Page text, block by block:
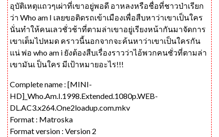
อุบัติเหตุแถวๆเผ่าที่เขาอยู่พอดี อาหลงหรือชื่อที่ชาวป่าเรียก
ว่า Who am I เลยขอติดรถเข้าเมืองเพื่อสืบหาว่าเขาเป็นใคร
นั่นทำให้คนเลวชั่วช้าที่ตามล่าเขาอยู่เรียงหน้ากันมาจัดการ
เขาเต็มไปหมด คราวนี้นอกจากจะค้นหาว่าเขาเป็นใครกัน
แน่ พ่อ who am i ยังต้องสืบเรื่องราวว่าไอ้พวกคนชั่วที่ตามล่า
เขามันเ ป็นใคร มีเป้าหมายอะไร!!!
Complete name : [MINI-
HD]_Who.Am.I.1998.Extended.1080p.WEB-
DL.AC3.x264.One2loadup.com.mkv
Format : Matroska
Format version : Version 2